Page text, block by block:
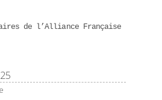
de l’Alliance Française